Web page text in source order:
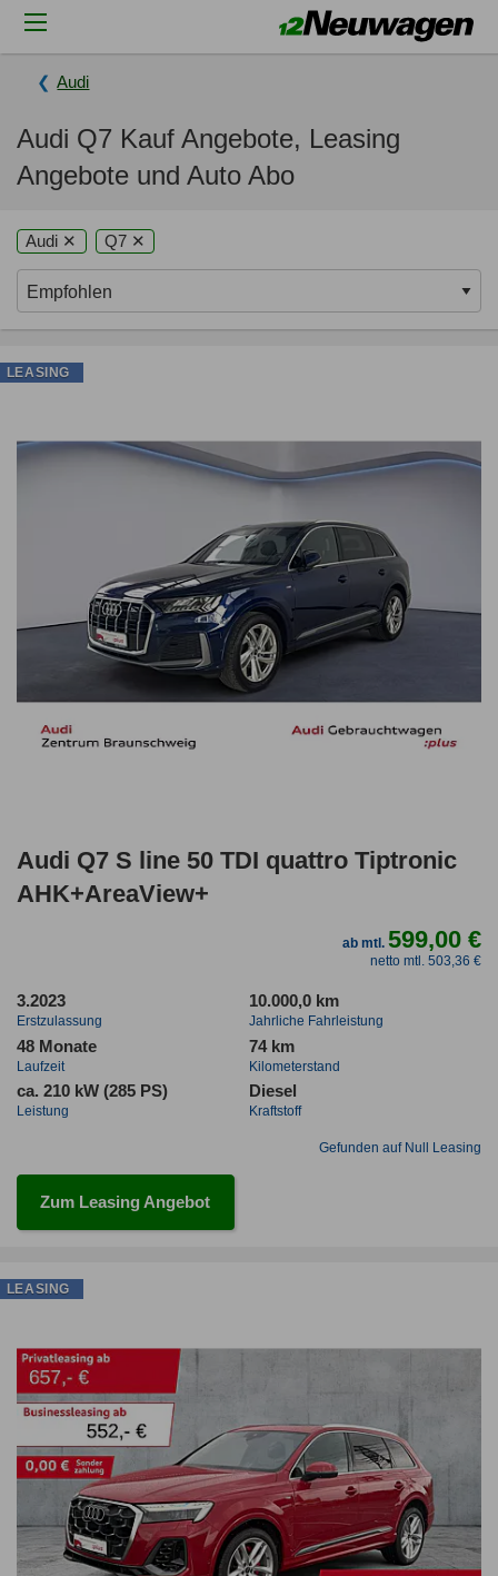
Audi
Audi Q7 Kauf Angebote, Leasing
Angebote und Auto Abo
Audi ✕ Q7 ✕
Audi Q7 S line 50 TDI quattro Tiptronic
AHK+AreaView+
ab mtl.599,00 €
netto mtl. 503,36 €
3.2023
Erstzulassung
10.000,0 km
Jahrliche Fahrleistung
48 Monate
Laufzeit
74 km
Kilometerstand
ca. 210 kW (285 PS)
Leistung
Diesel
Kraftstoff
Gefunden auf Null Leasing
Zum Leasing Angebot
LEASING
LEASING